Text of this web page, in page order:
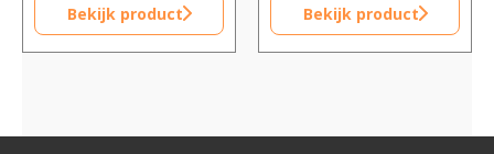
Bekijk product Bekijk product